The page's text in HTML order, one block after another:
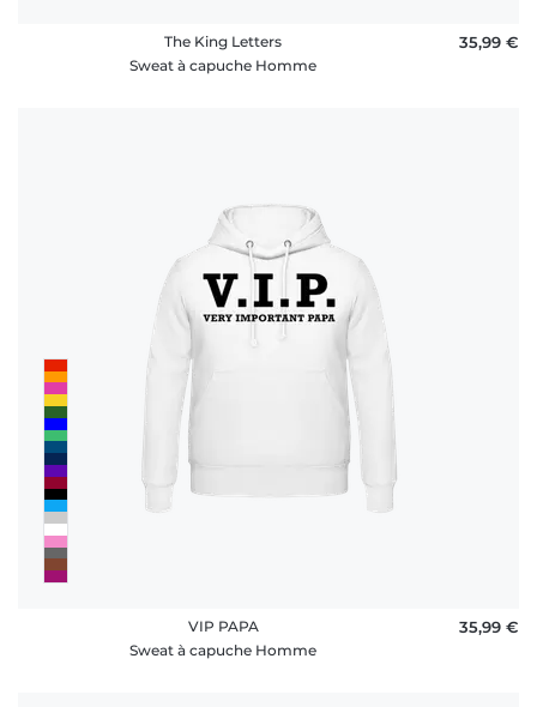
The King Letters
Sweat à capuche Homme
35,99 €
VIP PAPA
Sweat à capuche Homme
35,99 €